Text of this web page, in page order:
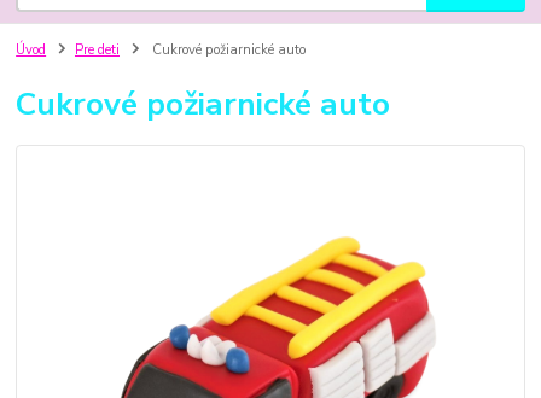
Úvod Pre deti Cukrové požiarnické auto
Cukrové požiarnické auto